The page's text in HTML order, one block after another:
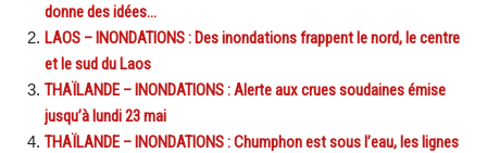
donne des idées…
LAOS – INONDATIONS : Des inondations frappent le nord, le centre
et le sud du Laos
THAÏLANDE – INONDATIONS : Alerte aux crues soudaines émise
jusqu’à lundi 23 mai
THAÏLANDE – INONDATIONS : Chumphon est sous l’eau, les lignes